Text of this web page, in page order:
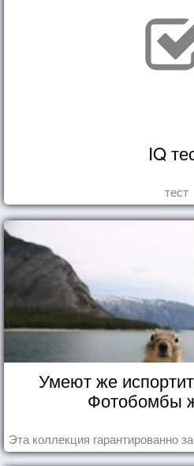
IQ
тест
Умеют же
Фотобомбы
Эта коллекция гарантированно